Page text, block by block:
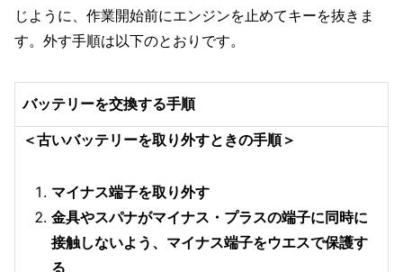
じように、作業開始前にエンジンを止めてキーを抜きま
す。外す手順は以下のとおりです。
バッテリーを交換する手順
＜古いバッテリーを取り外すときの手順＞
マイナス端子を取り外す
金具やスパナがマイナス・プラスの端子に同時に
接触しないよう、マイナス端子をウエスで保護す
る